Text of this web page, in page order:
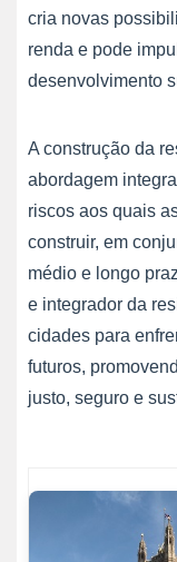
cria novas
renda e pode
desenvolvimento
A construção da
abordagem
riscos aos quais
construir, em
médio e longo
e integrador da
cidades para
futuros,
justo, seguro e